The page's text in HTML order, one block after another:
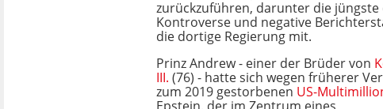
zurückzuführen, darunter die
Kontroverse und negative
die dortige Regierung mit.
Prinz Andrew - einer der Brüder von
III. (76) - hatte sich wegen früherer
zum 2019 gestorbenen US-